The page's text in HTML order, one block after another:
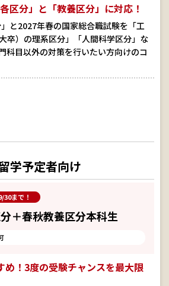
区分」と「教養区分」に対応！
と2027年春の国家総合職試験を「工
卒）の理系区分」「人間科学区分」な
科目以外の対策を行いたい方向けのコ
学予定者向け
30まで！
＋春秋教養区分本科生
め！3度の受験チャンスを最大限